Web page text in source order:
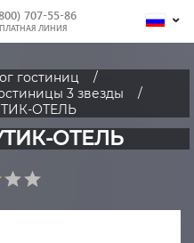
707-55-86
ЛИНИЯ
гостиниц
3 звезды
ОТЕЛЬ
ОТЕЛЬ